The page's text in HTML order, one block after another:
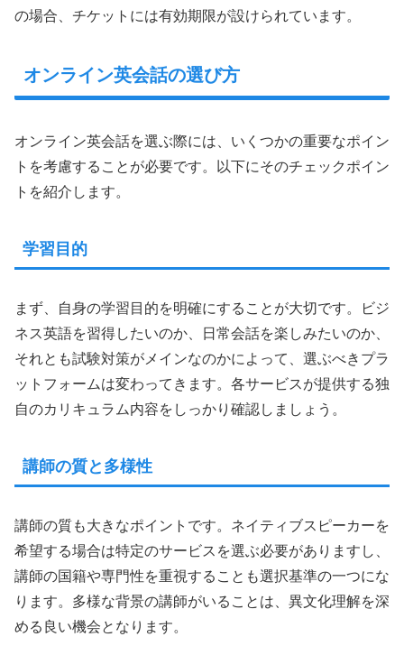
の場合、チケットには有効期限が設けられています。
オンライン英会話の選び方
オンライン英会話を選ぶ際には、いくつかの重要なポイン
トを考慮することが必要です。以下にそのチェックポイン
トを紹介します。
学習目的
まず、自身の学習目的を明確にすることが大切です。ビジ
ネス英語を習得したいのか、日常会話を楽しみたいのか、
それとも試験対策がメインなのかによって、選ぶべきプラ
ットフォームは変わってきます。各サービスが提供する独
自のカリキュラム内容をしっかり確認しましょう。
講師の質と多様性
講師の質も大きなポイントです。ネイティブスピーカーを
希望する場合は特定のサービスを選ぶ必要がありますし、
講師の国籍や専門性を重視することも選択基準の一つにな
ります。多様な背景の講師がいることは、異文化理解を深
める良い機会となります。